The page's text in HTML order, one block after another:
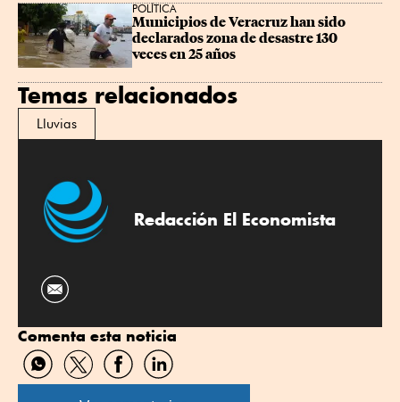
POLÍTICA
Municipios de Veracruz han sido
declarados zona de desastre 130
veces en 25 años
Temas relacionados
Lluvias
Redacción El Economista
Comenta esta noticia
Compartir
por
Compartir
por
Compartir
por
Compartir
por